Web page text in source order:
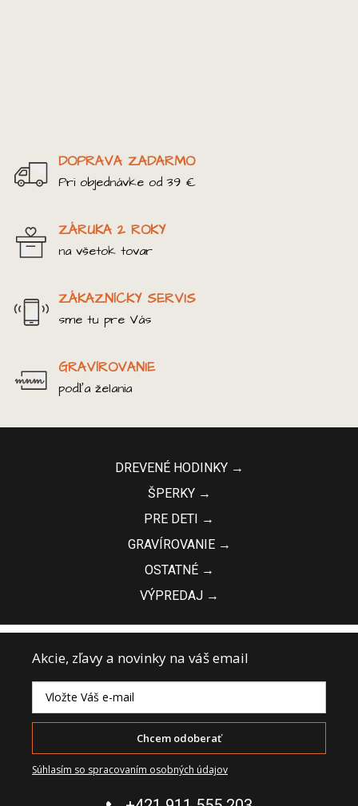
DOPRAVA ZADARMO
Pri objednávke od 39 €
ZÁRUKA 2 ROKY
na všetok tovar
ZÁKAZNÍCKY SERVIS
sme tu pre Vás
GRAVÍROVANIE
podľa želania
DREVENÉ HODINKY →
ŠPERKY →
PRE DETI →
GRAVÍROVANIE →
OSTATNÉ →
VÝPREDAJ →
Akcie, zľavy a novinky na váš email
Chcem odoberať
Súhlasím so spracovaním osobných údajov